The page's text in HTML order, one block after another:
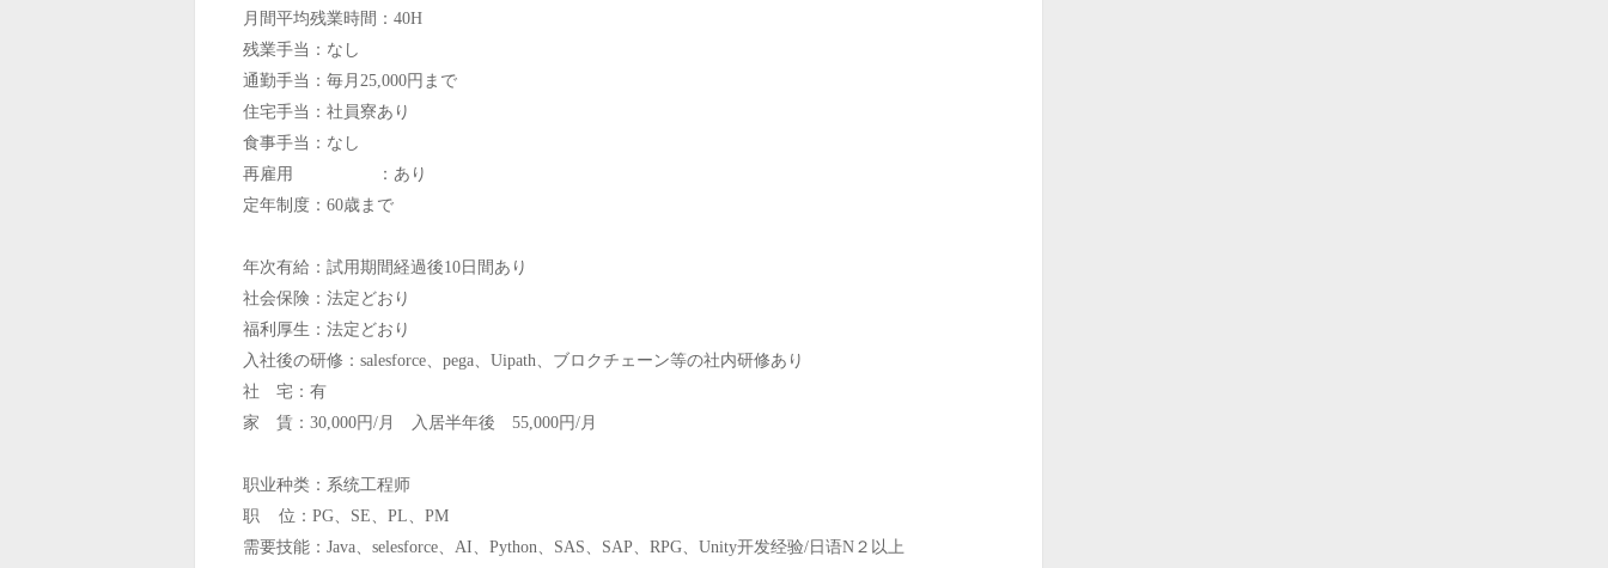
月間平均残業時間：40H
残業手当：なし
通勤手当：毎月25,000円まで
住宅手当：社員寮あり
食事手当：なし
再雇用
：あり
定年制度：60歳まで
年次有給：試用期間経過後10日間あり
社会保険：法定どおり
福利厚生：法定どおり
入社後の研修：salesforce、pega、Uipath、ブロクチェーン等の社内研修あり
社 宅：有
家 賃：30,000円/月 入居半年後 55,000円/月
职业种类：系统工程师
职 位：PG、SE、PL、PM
需要技能：Java、selesforce、AI、Python、SAS、SAP、RPG、Unity开发经验/日语N２以上